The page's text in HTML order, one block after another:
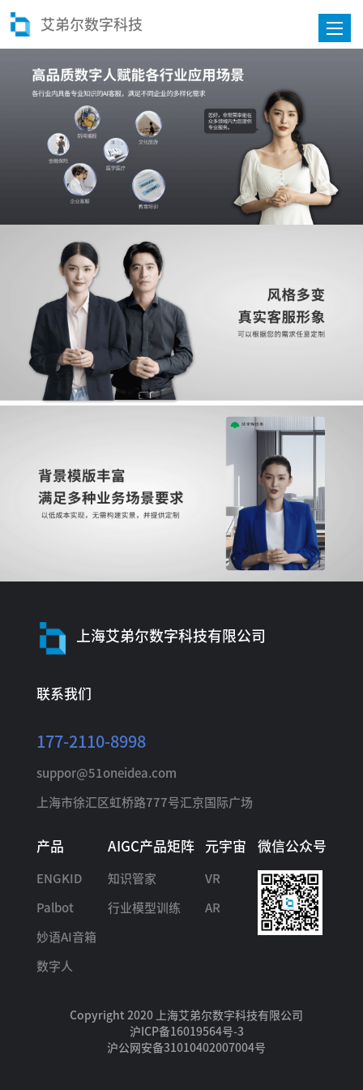
Toggle
艾弟尔数字科技
上海艾弟尔数字科技有限公司
联系我们
177-2110-8998
suppor@51oneidea.com
上海市徐汇区虹桥路777号汇京国际广场
产品
ENGKID
Palbot
妙语AI音箱
数字人
AIGC产品矩阵
知识管家
行业模型训练
元宇宙
VR
AR
微信公众号
Copyright 2020 上海艾弟尔数字科技有限公司
沪ICP备16019564号-3
沪公网安备31010402007004号